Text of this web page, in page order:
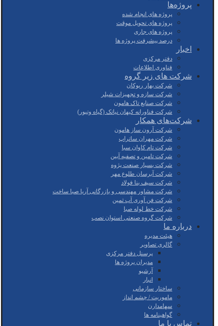
پروژه‌ها
پروژه های انجام شده
پروژه های تحویل موقت
پروژه های جاری
درصد پیشرفت پروژه ها
اخبار
دفتر مرکزی
فناوری اطلاعات
شرکت های زیر گروه
شرکت بهار ریوکان
شرکت سازه و تجهیزات شیلر
شرکت صنایع تاک هامون
شرکت فناورانه کیهان نیاتک (گیاه وتیور)
شرکت‌های همکار
شرکت آرون ساز هامون
شرکت مهران ساتراپ
شرکت تام کاوان سبا
شرکت تامین و تصفیه آبین
شرکت بسپار صنعت پژوه
شرکت آبرسان طلوع مهر
شرکت سیف بنا فولاد
شرکت مشاور مهندسی و بازرگانی آریا صبا ساخت
شرکت فن آوری آب ثمین
شرکت خط لوله صبا
شرکت گروه صنعتی استوان نصب
درباره ما
هیئت مدیره
گالری تصاویر
پرسنل دفتر مرکزی
مدیران پروژه ها
آرشیو
انبار
ساختار سازمانی
ماموریت / چشم انداز
سهامدارن
گواهینامه ها
تماس با ما